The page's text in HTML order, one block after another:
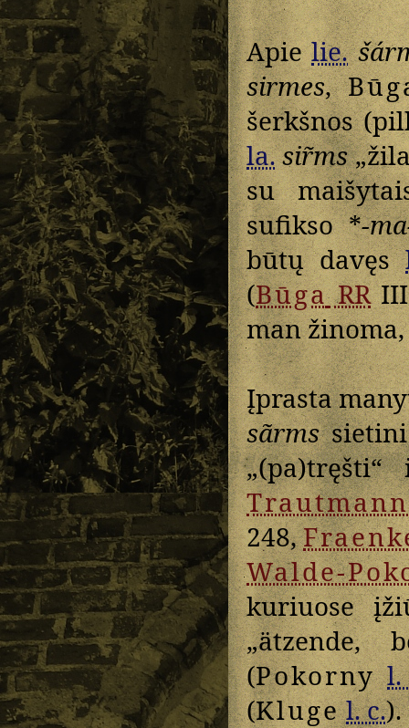
Apielie.
sirmes,
šerkšnos
la.sir̃ms
su
sufikso *-
būtų davęs
(BūgaRRIII
man
Įprasta
sãrms
Trautmann
248,
Walde-
kuriuose
„ätzende,
(Pokorny l.
(Klugel. c.).